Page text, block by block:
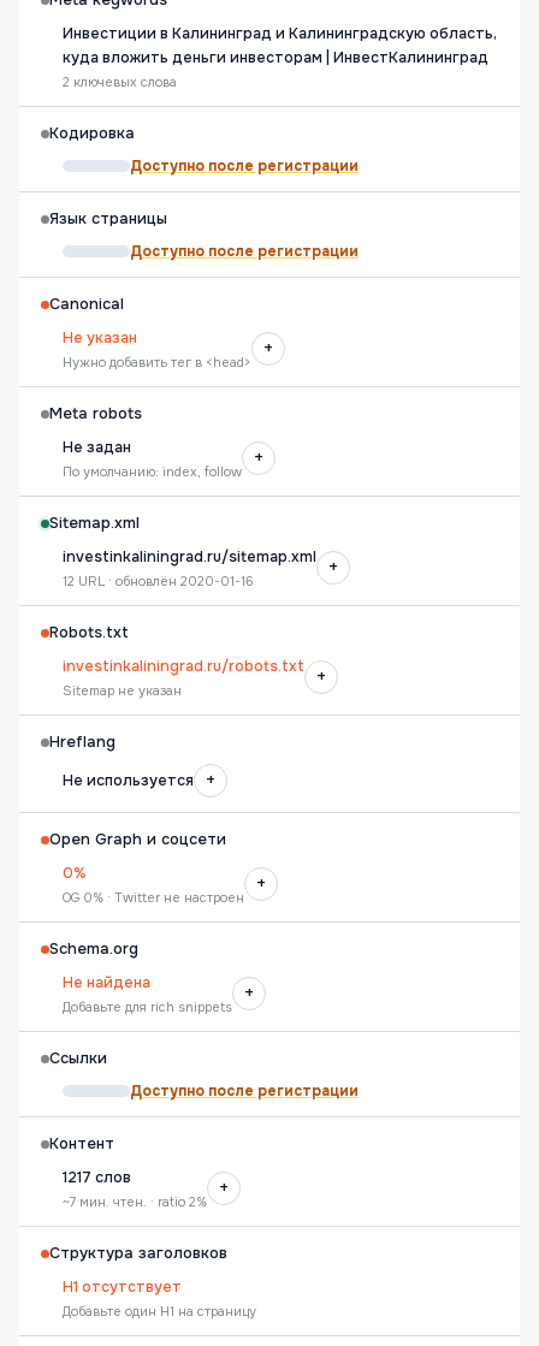
Инвестиции в Калининград и Калининградскую область,
куда вложить деньги инвесторам | ИнвестКалининград
2 ключевых слова
Кодировка
Доступно после регистрации
Язык страницы
Доступно после регистрации
Canonical
Не указан
Нужно добавить тег в <head>
+
Meta robots
Не задан
По умолчанию: index, follow
+
Sitemap.xml
investinkaliningrad.ru/sitemap.xml
12 URL · обновлён 2020-01-16
+
Robots.txt
investinkaliningrad.ru/robots.txt
Sitemap не указан
+
Hreflang
Не используется
+
Open Graph и соцсети
0%
OG 0% · Twitter не настроен
+
Schema.org
Не найдена
Добавьте для rich snippets
+
Ссылки
Доступно после регистрации
Контент
1217 слов
~7 мин. чтен. · ratio 2%
+
Структура заголовков
H1 отсутствует
Добавьте один H1 на страницу